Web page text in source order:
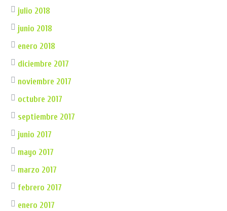
julio 2018
junio 2018
enero 2018
diciembre 2017
noviembre 2017
octubre 2017
septiembre 2017
junio 2017
mayo 2017
marzo 2017
febrero 2017
enero 2017